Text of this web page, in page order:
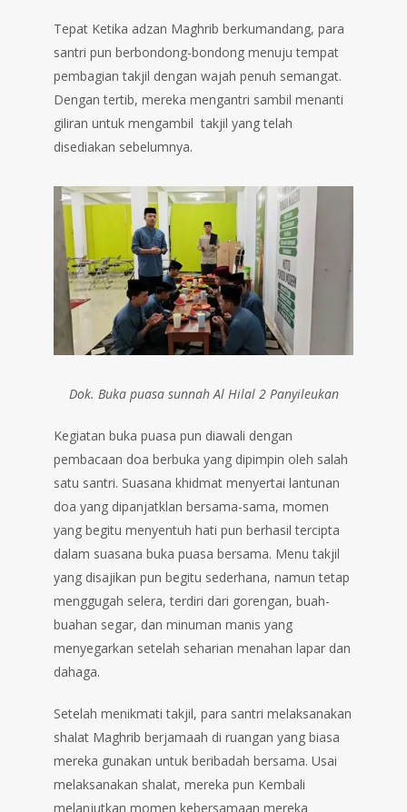
Tepat Ketika adzan Maghrib berkumandang, para
santri pun berbondong-bondong menuju tempat
pembagian takjil dengan wajah penuh semangat.
Dengan tertib, mereka mengantri sambil menanti
giliran untuk mengambil takjil yang telah
disediakan sebelumnya.
Dok. Buka puasa sunnah Al Hilal 2 Panyileukan
Kegiatan buka puasa pun diawali dengan
pembacaan doa berbuka yang dipimpin oleh salah
satu santri. Suasana khidmat menyertai lantunan
doa yang dipanjatklan bersama-sama, momen
yang begitu menyentuh hati pun berhasil tercipta
dalam suasana buka puasa bersama. Menu takjil
yang disajikan pun begitu sederhana, namun tetap
menggugah selera, terdiri dari gorengan, buah-
buahan segar, dan minuman manis yang
menyegarkan setelah seharian menahan lapar dan
dahaga.
Setelah menikmati takjil, para santri melaksanakan
shalat Maghrib berjamaah di ruangan yang biasa
mereka gunakan untuk beribadah bersama. Usai
melaksanakan shalat, mereka pun Kembali
melanjutkan momen kebersamaan mereka